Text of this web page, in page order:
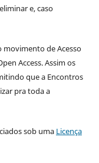
e, caso
movimento de Acesso
Access. Assim os
que a Encontros
pra toda a
sob uma Licença